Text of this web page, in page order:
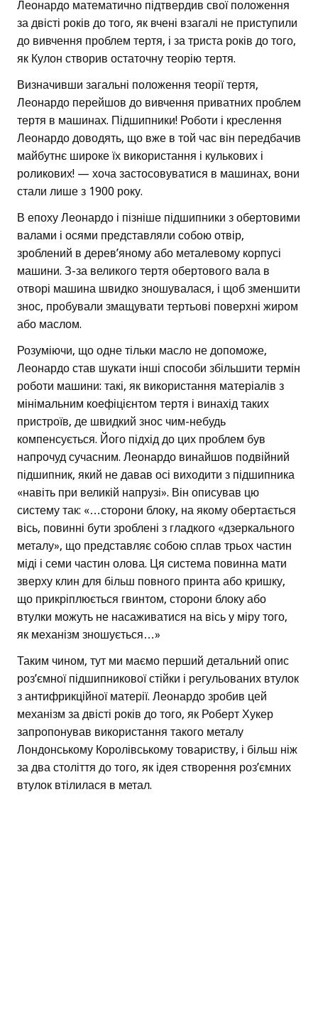
Леонардо математично підтвердив свої положення
за двісті років до того, як вчені взагалі не приступили
до вивчення проблем тертя, і за триста років до того,
як Кулон створив остаточну теорію тертя.
Визначивши загальні положення теорії тертя,
Леонардо перейшов до вивчення приватних проблем
тертя в машинах. Підшипники! Роботи і креслення
Леонардо доводять, що вже в той час він передбачив
майбутнє широке їх використання і кулькових і
роликових! — хоча застосовуватися в машинах, вони
стали лише з 1900 року.
В епоху Леонардо і пізніше підшипники з обертовими
валами і осями представляли собою отвір,
зроблений в дерев’яному або металевому корпусі
машини. З-за великого тертя обертового вала в
отворі машина швидко зношувалася, і щоб зменшити
знос, пробували змащувати тертьові поверхні жиром
або маслом.
Розуміючи, що одне тільки масло не допоможе,
Леонардо став шукати інші способи збільшити термін
роботи машини: такі, як використання матеріалів з
мінімальним коефіцієнтом тертя і винахід таких
пристроїв, де швидкий знос чим-небудь
компенсується. Його підхід до цих проблем був
напрочуд сучасним. Леонардо винайшов подвійний
підшипник, який не давав осі виходити з підшипника
«навіть при великій напрузі». Він описував цю
систему так: «…сторони блоку, на якому обертається
вісь, повинні бути зроблені з гладкого «дзеркального
металу», що представляє собою сплав трьох частин
міді і семи частин олова. Ця система повинна мати
зверху клин для більш повного принта або кришку,
що прикріплюється гвинтом, сторони блоку або
втулки можуть не насаживатися на вісь у міру того,
як механізм зношується…»
Таким чином, тут ми маємо перший детальний опис
роз’ємної підшипникової стійки і регульованих втулок
з антифрикційної матерії. Леонардо зробив цей
механізм за двісті років до того, як Роберт Хукер
запропонував використання такого металу
Лондонському Королівському товариству, і більш ніж
за два століття до того, як ідея створення роз’ємних
втулок втілилася в метал.